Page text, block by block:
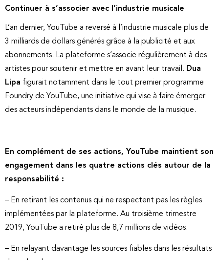
Continuer à s’associer avec l’industrie musicale
L’an dernier, YouTube a reversé à l’industrie musicale plus de
3 milliards de dollars générés grâce à la publicité et aux
abonnements. La plateforme s’associe régulièrement à des
artistes pour soutenir et mettre en avant leur travail. Dua
Lipa figurait notamment dans le tout premier programme
Foundry de YouTube, une initiative qui vise à faire émerger
des acteurs indépendants dans le monde de la musique.
En complément de ses actions, YouTube maintient son
engagement dans les quatre actions clés autour de la
responsabilité :
– En retirant les contenus qui ne respectent pas les règles
implémentées par la plateforme. Au troisième trimestre
2019, YouTube a retiré plus de 8,7 millions de vidéos.
– En relayant davantage les sources fiables dans les résultats